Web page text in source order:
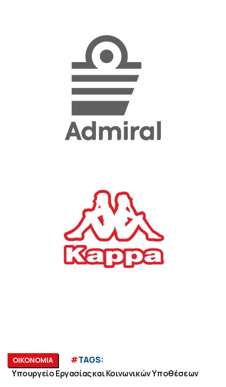
ΟΙΚΟΝΟΜΙΑ #TAGS:
Υπουργείο Εργασίας και Κοινωνικών Υποθέσεων